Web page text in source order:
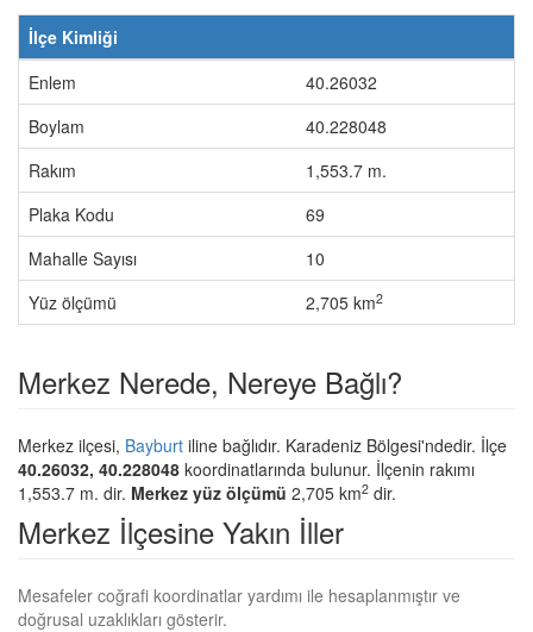
İlçe Kimliği
Enlem
40.26032
Boylam
40.228048
Rakım
1,553.7 m.
Plaka Kodu
69
Mahalle Sayısı
10
Yüz ölçümü
2,705 km2
Merkez Nerede, Nereye Bağlı?
Merkez ilçesi, Bayburt iline bağlıdır. Karadeniz Bölgesi'ndedir. İlçe
40.26032, 40.228048 koordinatlarında bulunur. İlçenin rakımı
1,553.7 m. dir. Merkez yüz ölçümü 2,705 km2 dir.
Merkez İlçesine Yakın İller
Mesafeler coğrafi koordinatlar yardımı ile hesaplanmıştır ve
doğrusal uzaklıkları gösterir.